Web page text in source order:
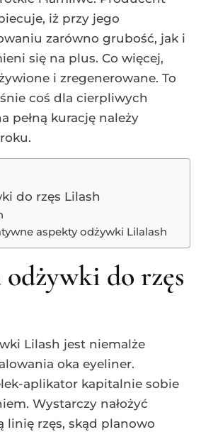
iż przy jego
zarówno grubość, jak i
się na plus. Co więcej,
i zregenerowane. To
coś dla cierpliwych
pełną kurację należy
do rzęs Lilash
aspekty odżywki Lilalash
do rzęs
Lilash jest niemalże
oka eyeliner.
aplikator kapitalnie sobie
Wystarczy nałożyć
linię rzęs, skąd planowo